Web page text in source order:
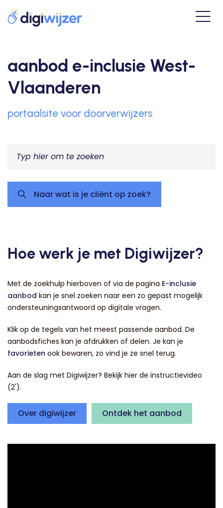
aanbod e-inclusie West-
Vlaanderen
portaalsite voor doorverwijzers
Naar wat is je cliënt op zoek?
Hoe werk je met Digiwijzer?
Met de zoekhulp hierboven of via de pagina E-inclusie
aanbod kan je snel zoeken naar een zo gepast mogelijk
ondersteuningsantwoord op digitale vragen.
Klik op de tegels van het meest passende aanbod. De
aanbodsfiches kan je afdrukken of delen. Je kan je
favorieten ook bewaren, zo vind je ze snel terug.
Aan de slag met Digiwijzer? Bekijk hier de instructievideo
(2').
Over digiwijzer Ontdek het aanbod